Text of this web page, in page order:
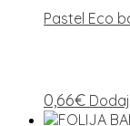
Pastel Eco
0,66€